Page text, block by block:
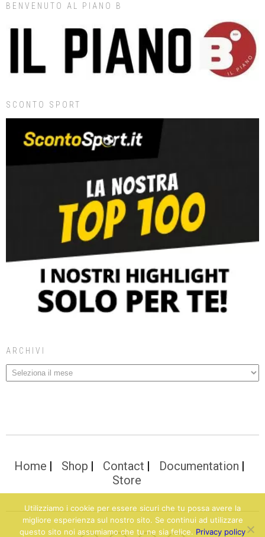
BENVENUTO AL PIANO B
SCONTO SPORT
ARCHIVI
Home Shop Contact
Documentation
Store
Utilizziamo i cookie per essere sicuri che tu possa avere la
migliore esperienza sul nostro sito. Se continui ad utilizzare
questo sito noi assumiamo che tu ne sia felice. Privacy policy